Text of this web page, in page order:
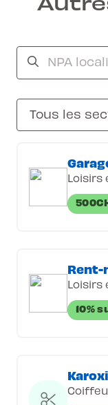
Loisirs
Rent-
Loisirs
10%